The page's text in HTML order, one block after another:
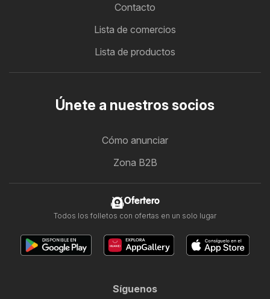
Contacto
Lista de comercios
Lista de productos
Únete a nuestros socios
Cómo anunciar
Zona B2B
Ofertero
Todos los folletos con ofertas en un solo lugar
Síguenos